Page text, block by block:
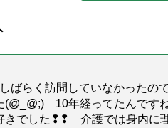
ばらく訪問していなかったの
(@_@;) 10年経ってたんです
きでした❢❢ 介護では身内に